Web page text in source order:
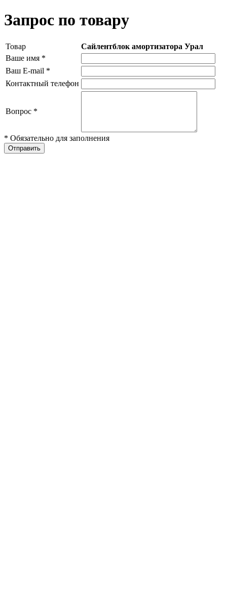
Запрос по товару
Товар
Сайлентблок амортизатора Урал
Ваше имя *
Ваш E-mail *
Контактный телефон
Вопрос *
* Обязательно для заполнения
Отправить